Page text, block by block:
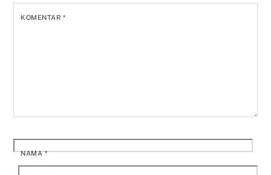
KOMENTAR*
NAMA*